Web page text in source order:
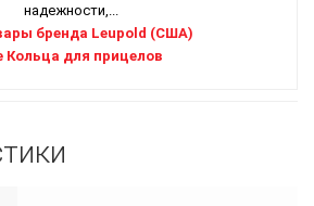
надежности,...
бренда Leupold (США)
Кольца для прицелов